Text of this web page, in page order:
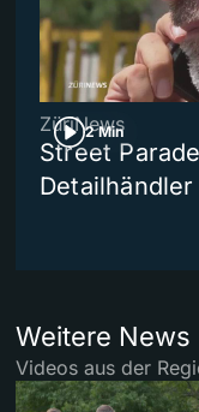
2 Min
ZüriNews
Street
Weitere News
Videos aus der